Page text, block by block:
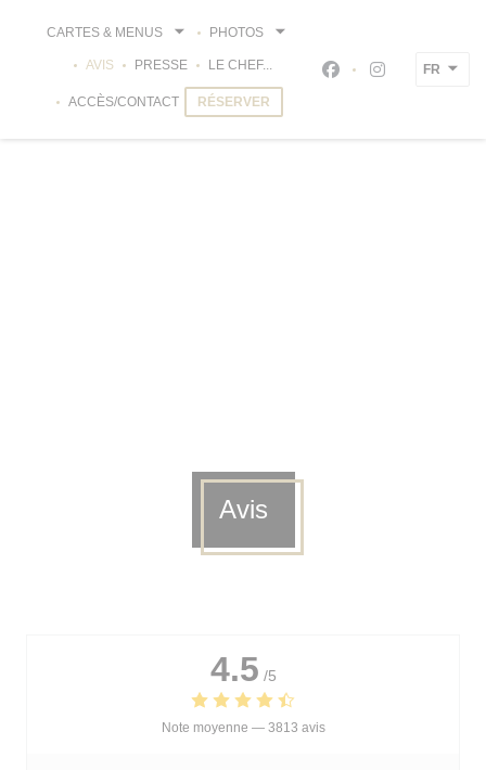
CARTES & MENUS PHOTOS
AVIS PRESSE LE CHEF...
ACCÈS/CONTACT RÉSERVER
Facebook ((ouvre
Instagram
FR
Avis
4.5 /5
Note moyenne — 3813 avis